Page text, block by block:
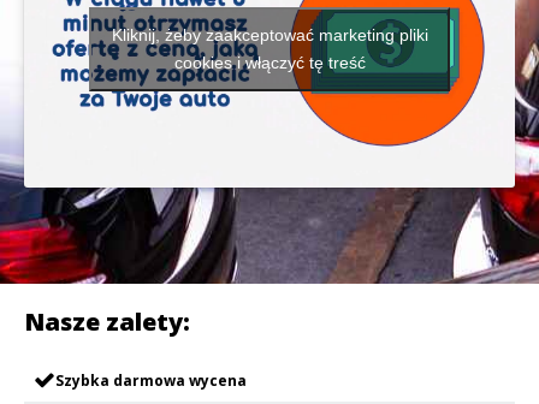
Kliknij, żeby zaakceptować marketing pliki
cookies i włączyć tę treść
Nasze zalety:
Szybka darmowa wycena